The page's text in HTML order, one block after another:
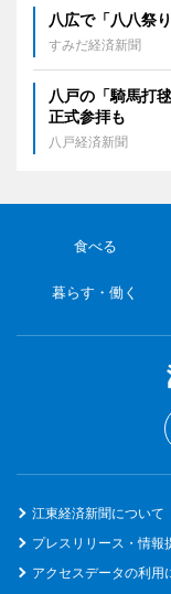
八広で「八八祭
すみだ経済新聞
八戸の「騎馬打
正式参拝も
八戸経済新聞
食べる
暮らす・働く
江東経済新聞について
プレスリリース・情報
アクセスデータの利用